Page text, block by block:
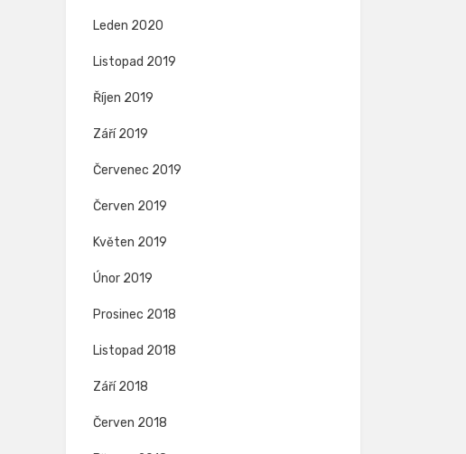
Leden 2020
Listopad 2019
Říjen 2019
Září 2019
Červenec 2019
Červen 2019
Květen 2019
Únor 2019
Prosinec 2018
Listopad 2018
Září 2018
Červen 2018